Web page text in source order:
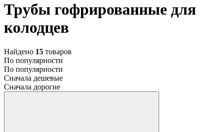
Трубы гофрированные для
колодцев
Найдено 15 товаров
По популярности
По популярности
Сначала дешевые
Сначала дорогие